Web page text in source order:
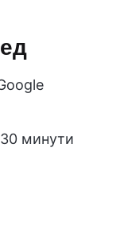
30 минути